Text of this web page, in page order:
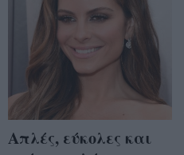
Απλές, εύκολες και